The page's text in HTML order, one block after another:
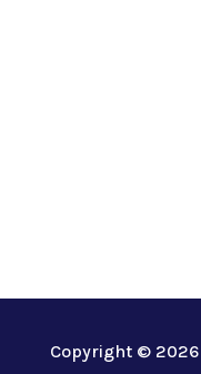
Copyright © 2026